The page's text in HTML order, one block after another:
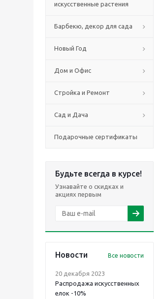
искусственные растения
Барбекю, декор для сада
Новый Год
Дом и Офис
Стройка и Ремонт
Сад и Дача
Подарочные сертификаты
Будьте всегда в курсе!
Узнавайте о скидках и
акциях первым
Новости Все новости
20 декабря 2023
Распродажа искусственных
елок -10%